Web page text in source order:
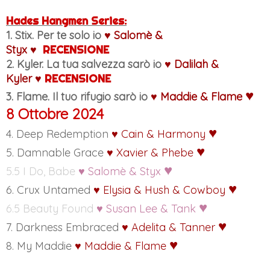
Hades Hangmen Series:
1. Stix. Per te solo io ♥ Salomè &
Styx ♥ RECENSIONE
2. Kyler. La tua salvezza sarò io ♥ Dalilah &
Kyler ♥ RECENSIONE
3. Flame. Il tuo rifugio sarò io ♥ Maddie & Flame ♥
8 Ottobre 2024
4. Deep Redemption ♥ Cain & Harmony ♥
5. Damnable Grace ♥ Xavier & Phebe ♥
5.5 I Do, Babe ♥ Salomè & Styx ♥
6. Crux Untamed ♥ Elysia & Hush & Cowboy ♥
6.5 Beauty Found ♥ Susan Lee & Tank ♥
7. Darkness Embraced ♥ Adelita & Tanner ♥
8. My Maddie ♥ Maddie & Flame ♥